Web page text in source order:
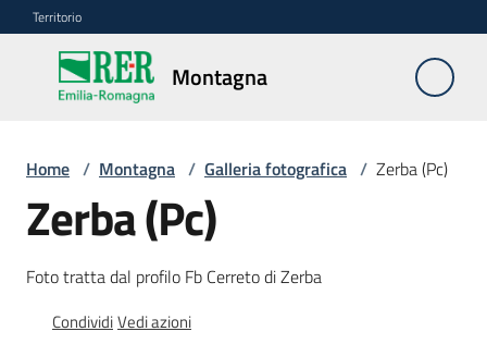
Vai al contenuto
Vai alla navigazione
Vai al footer
Territorio
Montagna
Montagna
Vivere
e
lavorare
Infrastrutture
Home / Montagna / Galleria fotografica / Zerba (Pc)
Zerba (Pc)
Foto tratta dal profilo Fb Cerreto di Zerba
CondividiVedi azioni